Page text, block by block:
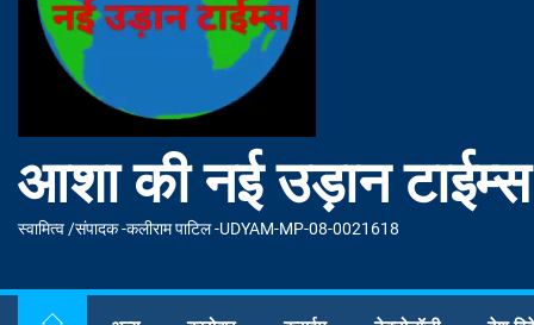
आशा की नई उड़ान टाईम्स
स्वामित्व /संपादक -कलीराम पाटिल -UDYAM-MP-08-0021618